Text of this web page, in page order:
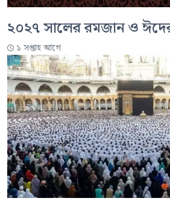
২০২৭ সালের রমজান ও ঈদের
১ সপ্তাহ আগে